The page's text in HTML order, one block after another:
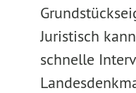
Juristisch
schnelle